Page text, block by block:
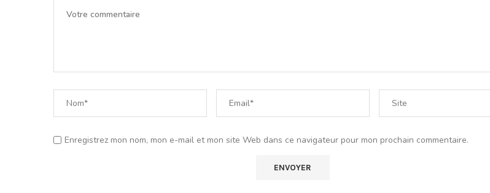
Enregistrez mon nom, mon e-mail et mon site Web dans ce navigateur pour mon prochain commentaire.